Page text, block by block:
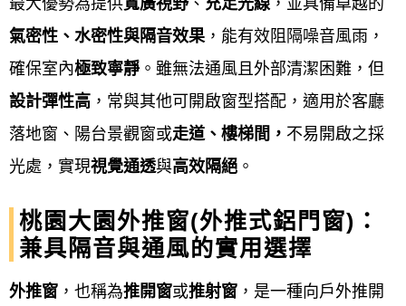
音窗、 H型鋁鋼構採光罩、遮雨棚、藝術玄關門、氣
密加壓門、硫化銅門、浴廁門、不銹鋼門、不銹鋼防
盜門窗、玻璃屋、鋁格柵、板牆、格子窗、兒童安全
窗、防盜門窗、凸窗、雨遮、防盜窗、陽台窗、景觀
窗、推射窗、店面門、玄關門、隔音門、浴室門、、
門窗、三合一門組、隱形折疊式紗窗、鍛造窗、玻璃
自動門、遙控電動捲門、輕鋼架天花板、鐵皮屋換板
翻修、玻璃乾濕分離隔間(門)淋浴拉門、帷幕牆、，門
氣密性、水密性與隔音效果 ，能有效阻隔噪音風雨，
確保室內極致寧靜。雖無法通風且外部清潔困難，但
設計彈性高 ，常與其他可開啟窗型搭配，適用於客廳
落地窗、陽台景觀窗或走道、樓梯間， 不易開啟之採
光處，實現視覺通透與高效隔絕 。
桃園大園外推窗(外推式鋁門窗)：
兼具隔音與通風的實用選擇
外推窗 ，也稱為推開窗或推射窗 ，是一種向戶外推開